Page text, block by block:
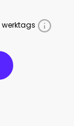
werktags